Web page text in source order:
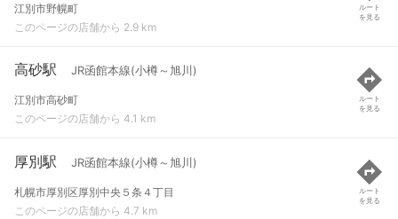
江別市野幌町
このページの店舗から 2.9 km
ルート
を見る
高砂駅 JR函館本線(小樽～旭川)
江別市高砂町
このページの店舗から 4.1 km
ルート
を見る
厚別駅 JR函館本線(小樽～旭川)
札幌市厚別区厚別中央５条４丁目
このページの店舗から 4.7 km
ルート
を見る